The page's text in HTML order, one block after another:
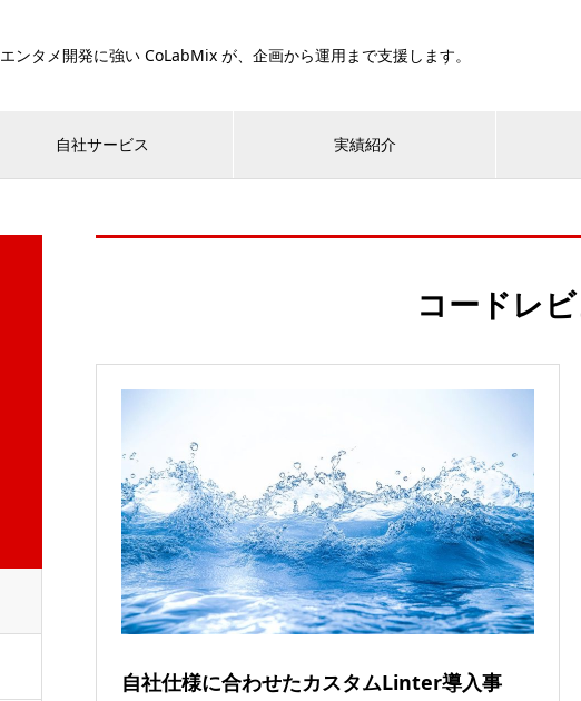
エンタメ開発に強い CoLabMix が、企画から運用まで支援します。
自社サービス 実績紹介
コードレ
自社仕様に合わせたカスタムLinter導入事